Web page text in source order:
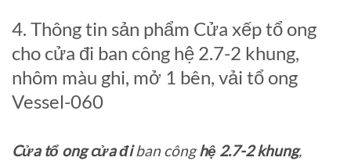
4. Thông tin sản phẩm Cửa xếp tổ ong
cho cửa đi ban công hệ 2.7-2 khung,
nhôm màu ghi, mở 1 bên, vải tổ ong
Vessel-060
Cửa tổ ong cửa điban cônghệ 2.7-2 khung,